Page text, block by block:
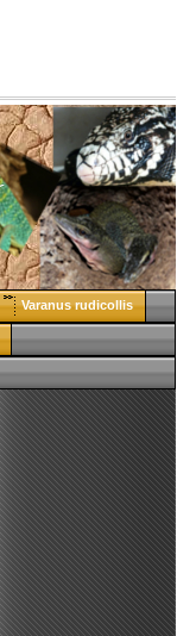
Varanus rudicollis